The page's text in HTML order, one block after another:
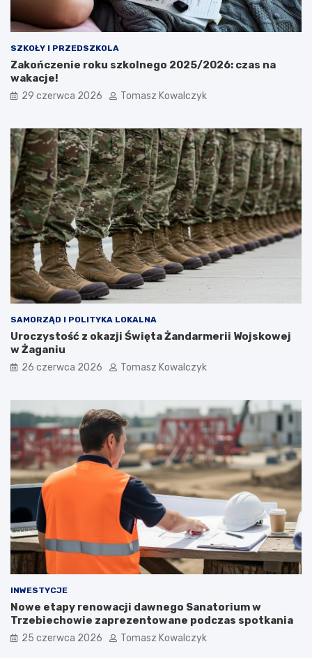
SZKOŁY I PRZEDSZKOLA
Zakończenie roku szkolnego 2025/2026: czas na
wakacje!
29 czerwca 2026 Tomasz Kowalczyk
SAMORZĄD I POLITYKA LOKALNA
Uroczystość z okazji Święta Żandarmerii Wojskowej
w Żaganiu
26 czerwca 2026 Tomasz Kowalczyk
INWESTYCJE
Nowe etapy renowacji dawnego Sanatorium w
Trzebiechowie zaprezentowane podczas spotkania
25 czerwca 2026 Tomasz Kowalczyk